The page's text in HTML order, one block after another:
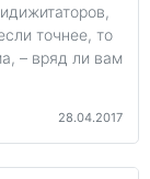
точнее, то
– вряд ли вам
28.04.2017